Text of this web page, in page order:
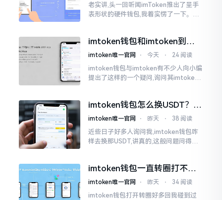
老实讲,头一回听闻imToken推出了呈手
表形状的硬件钱包,我着实愣了一下。在c
imtoken钱包和imtoken到底
是不是一回事？看完就懂了
imtoken唯一官网 ⋅ 今天 ⋅ 24 阅读
imtoken钱包与imtoken有不少人向小编
提出了这样的一个疑问,询问其imtoken
同一个物品
imtoken钱包怎么换USDT？这
几种方法你得知道
imtoken唯一官网 ⋅ 昨天 ⋅ 38 阅读
近些日子好多人询问我,imtoken钱包咋
样去换那USDT,讲真的,这般问题问得很
imtoken钱包一直转圈打不开
解决办法分享
imtoken唯一官网 ⋅ 昨天 ⋅ 34 阅读
imtoken钱包打开转圈好多回我碰到过